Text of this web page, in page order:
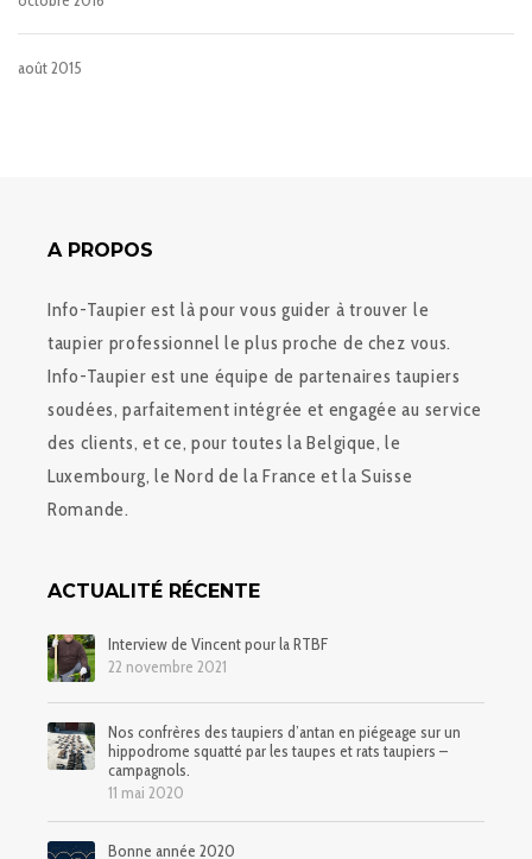
août 2015
A PROPOS
Info-Taupier est là pour vous guider à trouver le
taupier professionnel le plus proche de chez vous.
Info-Taupier est une équipe de partenaires taupiers
soudées, parfaitement intégrée et engagée au service
des clients, et ce, pour toutes la Belgique, le
Luxembourg, le Nord de la France et la Suisse
Romande.
ACTUALITÉ RÉCENTE
Interview de Vincent pour la RTBF
22 novembre 2021
Nos confrères des taupiers d’antan en piégeage sur un
hippodrome squatté par les taupes et rats taupiers –
campagnols.
11 mai 2020
Bonne année 2020